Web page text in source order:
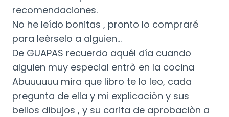
recomendaciones.
No he leído bonitas , pronto lo compraré
para leèrselo a alguien…
De GUAPAS recuerdo aquél día cuando
alguien muy especial entrò en la cocina
Abuuuuuu mira que libro te lo leo, cada
pregunta de ella y mi explicaciòn y sus
bellos dibujos , y su carita de aprobaciòn a